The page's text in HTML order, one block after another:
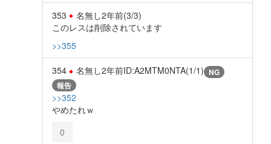
353 名無し2年前(3/3)
このレスは削除されています
>>355
354 名無し2年前ID:A2MTM0NTA(1/1) NG
報告
>>352
やめたれｗ
0